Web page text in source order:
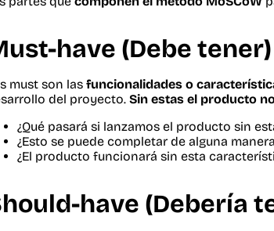
have (Debe tener)
must son lasfuncionalidades o
del proyecto.Sin estas el producto
¿Qué pasará si lanzamos el producto sin
¿Esto se puede completar de alguna
¿El producto funcionará sin esta
have (Debería